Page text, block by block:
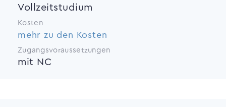
Vollzeitstudium
Kosten
mehr zu den Kosten
Zugangsvoraussetzungen
mit NC